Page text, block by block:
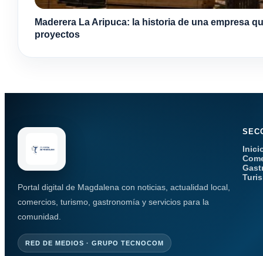
Maderera La Aripuca: la historia de una empresa
proyectos
Portal digital de Magdalena con noticias, actualidad local,
comercios, turismo, gastronomía y servicios para la
comunidad.
RED DE MEDIOS · GRUPO TECNOCOM